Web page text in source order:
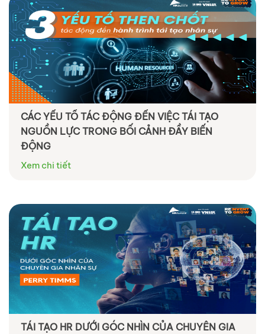
CÁC YẾU TỐ TÁC ĐỘNG ĐẾN VIỆC TÁI TẠO
NGUỒN LỰC TRONG BỐI CẢNH ĐẦY BIẾN
ĐỘNG
Xem chi tiết
TÁI TẠO HR DƯỚI GÓC NHÌN CỦA CHUYÊN GIA